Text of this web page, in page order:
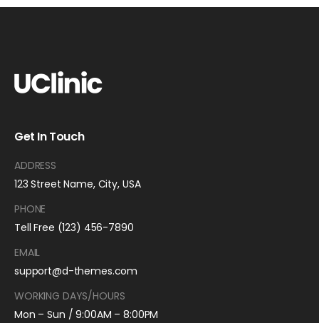
Get In Touch
ADDRESS
123 Street Name, City, USA
PHONE
Tell Free (123) 456-7890
EMAIL
support@d-themes.com
WORKING DAYS/HOURS
Mon – Sun / 9:00AM – 8:00PM